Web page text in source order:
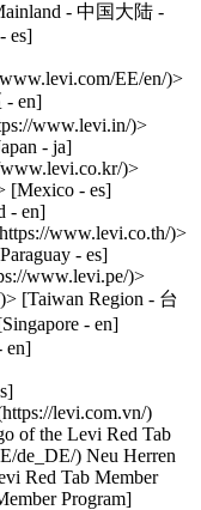
- 中国大陆 -
es]
EE/en/)>
- en]
www.levi.in/)>
- ja]
)>
[Mexico - es]
- en]
www.levi.co.th/)>
- es]
www.levi.pe/)>
[Taiwan Region - 台
- en]
en]
levi.com.vn/)
of the Levi Red Tab
de_DE/) Neu Herren
Red Tab Member
Program]